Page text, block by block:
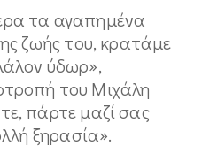
τα αγαπημένα
ζωής του, κρατάμε
ύδωρ»,
του Μιχάλη
πάρτε μαζί σας
ξηρασία».